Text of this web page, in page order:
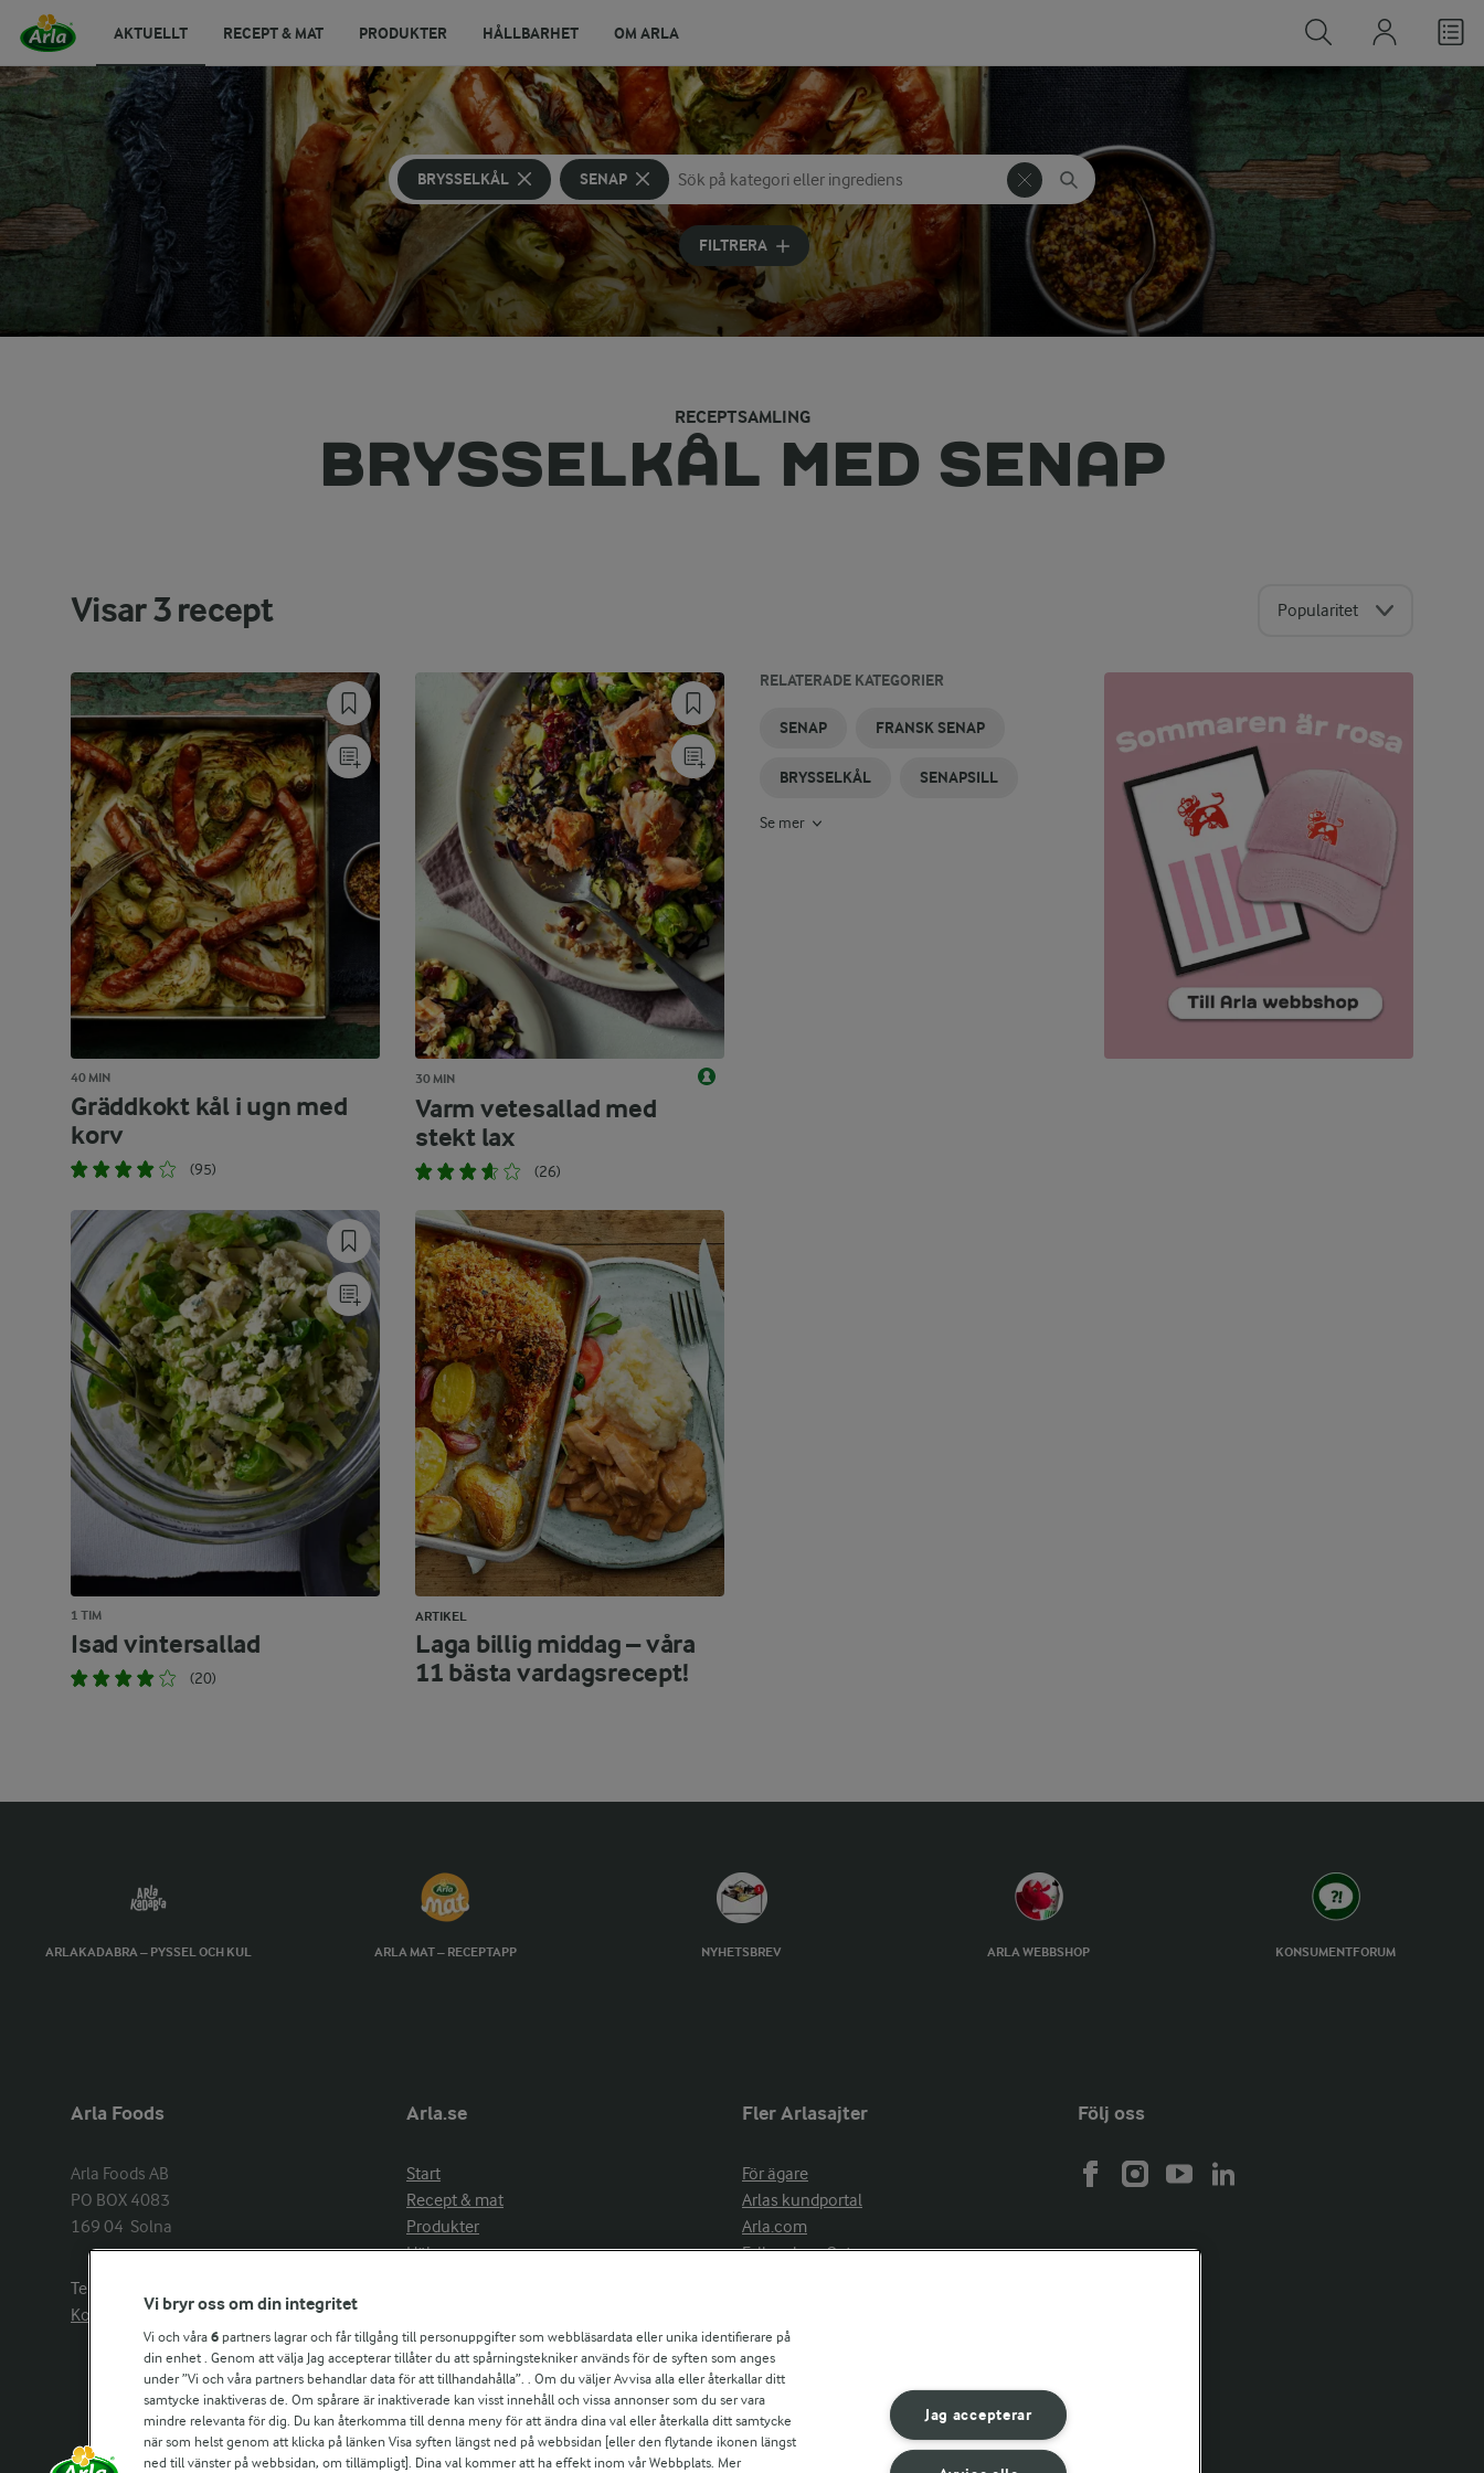
AKTUELLT RECEPT & MAT PRODUKTER HÅLLBARHET OM ARLA
BRYSSELKÅL SENAP
Sök på kategori eller ingrediens
Skriv in sökord för att få förslag
FILTRERA
RECEPTSAMLING
BRYSSELKÅL MED SENAP
Visar3recept Popularitet
40 MIN
Gräddkokt kål i ugn med
korv
(95)
30 MIN
Varm vetesallad med
stekt lax
(26)
RELATERADE KATEGORIER
SENAP FRANSK SENAP
BRYSSELKÅL SENAPSILL
BRYSSELKÅL
I UGN
SENAPSGRÄDDE
STEKT
BRYSSELKÅL
SENAPSGURKA
JULSENAP
ROSTAD
BRYSSELKÅL
Se mer
1 TIM
Isad vintersallad
(20)
ARTIKEL
Laga billig middag – våra
11 bästa vardagsrecept!
ARLAKADABRA – PYSSEL OCH KUL ARLA MAT – RECEPTAPP NYHETSBREV ARLA WEBBSHOP KONSUMENTFORUM
Arla Foods
Arla Foods AB
PO BOX 4083
169 04  Solna
Telefon:
Kontakta oss
Arla.se
Start
Recept & mat
Produkter
Hälsa
Aktuellt
Om Arla
Nyheter & press
Jobb & karriär
Kontakta oss
Fler Arlasajter
För ägare
Arlas kundportal
Arla.com
Falbygdens Ost
Följ oss
Vi bryr oss om din integritet
Vi och våra 6 partners lagrar och får tillgång till personuppgifter som webbläsardata eller unika identifierare på
din enhet . Genom att välja Jag accepterar tillåter du att spårningstekniker används för de syften som anges
under ”Vi och våra partners behandlar data för att tillhandahålla”. . Om du väljer Avvisa alla eller återkallar ditt
samtycke inaktiveras de. Om spårare är inaktiverade kan visst innehåll och vissa annonser som du ser vara
mindre relevanta för dig. Du kan återkomma till denna meny för att ändra dina val eller återkalla ditt samtycke
när som helst genom att klicka på länken Visa syften längst ned på webbsidan [eller den flytande ikonen längst
ned till vänster på webbsidan, om tillämpligt]. Dina val kommer att ha effekt inom vår Webbplats. Mer
Jag accepterar